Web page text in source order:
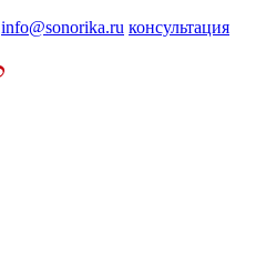
info@sonorika.ru консультация